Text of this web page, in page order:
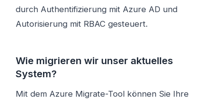
durch Authentifizierung mit Azure AD und
Autorisierung mit RBAC gesteuert.
Wie migrieren wir unser aktuelles
System?
Mit dem Azure Migrate-Tool können Sie Ihre